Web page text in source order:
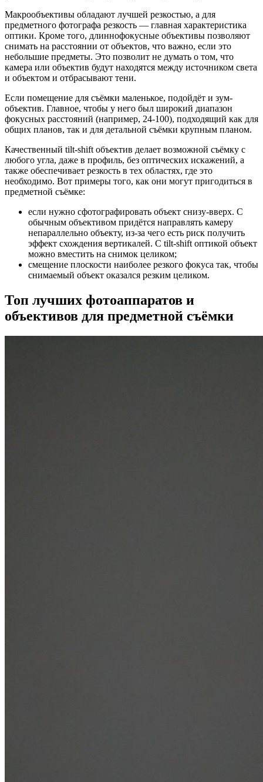
Макрообъективы обладают лучшей резкостью, а для
предметного фотографа резкость — главная характеристика
оптики. Кроме того, длиннофокусные объективы позволяют
снимать на расстоянии от объектов, что важно, если это
небольшие предметы. Это позволит не думать о том, что
камера или объектив будут находятся между источником света
и объектом и отбрасывают тени.
Если помещение для съёмки маленькое, подойдёт и зум-
объектив. Главное, чтобы у него был широкий диапазон
фокусных расстояний (например, 24-100), подходящий как для
общих планов, так и для детальной съёмки крупным планом.
Качественный tilt-shift объектив делает возможной съёмку с
любого угла, даже в профиль, без оптических искажений, а
также обеспечивает резкость в тех областях, где это
необходимо. Вот примеры того, как они могут пригодиться в
предметной съёмке:
если нужно сфотографировать объект снизу-вверх. С
обычным объективом придётся направлять камеру
непараллельно объекту, из-за чего есть риск получить
эффект схождения вертикалей. С tilt-shift оптикой объект
можно вместить на снимок целиком;
смещение плоскости наиболее резкого фокуса так, чтобы
снимаемый объект оказался резким целиком.
Топ лучших фотоаппаратов и
объективов для предметной съёмки